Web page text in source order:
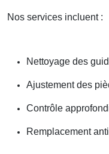
Nos services incluent :
Nettoyage des
Ajustement des
Contrôle
Remplacement